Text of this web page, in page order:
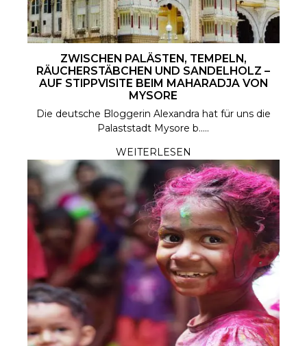
ZWISCHEN PALÄSTEN, TEMPELN,
RÄUCHERSTÄBCHEN UND SANDELHOLZ –
AUF STIPPVISITE BEIM MAHARADJA VON
MYSORE
Die deutsche Bloggerin Alexandra hat für uns die
Palaststadt Mysore b.....
WEITERLESEN